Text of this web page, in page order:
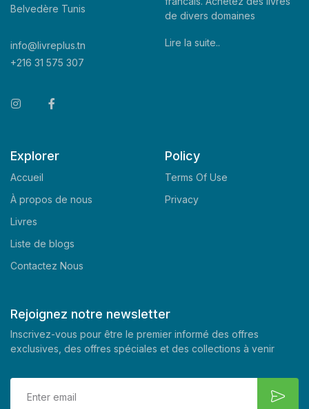
Belvedère Tunis
info@livreplus.tn
+216 31 575 307
de divers domaines
Lire la suite..
Explorer
Accueil
À propos de nous
Livres
Liste de blogs
Contactez Nous
Policy
Terms Of Use
Privacy
Rejoignez notre newsletter
Inscrivez-vous pour être le premier informé des offres
exclusives, des offres spéciales et des collections à venir